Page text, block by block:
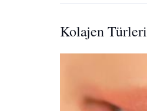
Kolajen Türleri